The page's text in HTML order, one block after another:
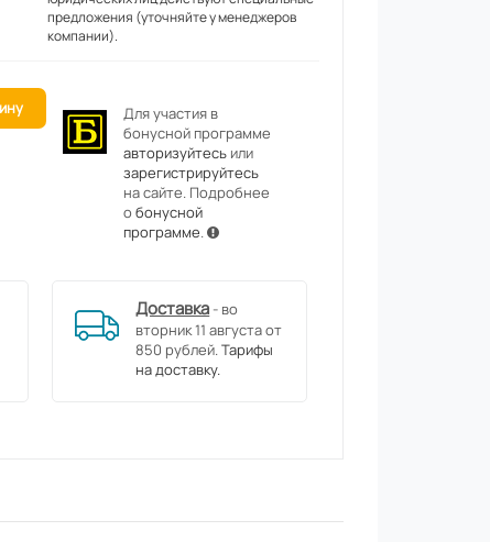
предложения (уточняйте у менеджеров
компании).
Для участия в
бонусной программе
авторизуйтесьили
зарегистрируйтесь
на сайте. Подробнее
обонусной
программе.
Доставка - во
вторник 11 августа от
850 рублей.Тарифы
на доставку.